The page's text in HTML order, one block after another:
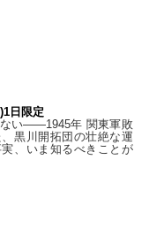
日限定
い——1945年 関東軍敗
黒川開拓団の壮絶な運
、いま知るべきことが